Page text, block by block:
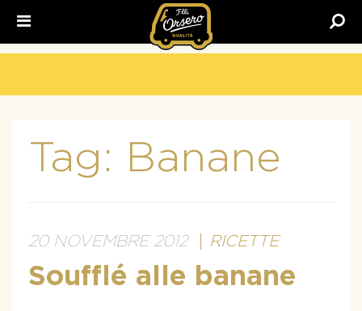
Tag: Banane
20 NOVEMBRE 2012 RICETTE
Soufflé alle banane